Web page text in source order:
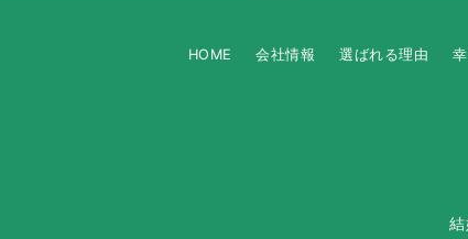
HOME 会社情報 選ばれる理由